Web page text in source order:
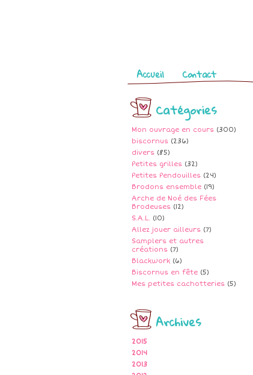
Pages
Accueil Contact
Catégories
Mon ouvrage en cours (300)
biscornus (236)
divers (85)
Petites grilles (32)
Petites Pendouilles (24)
Brodons ensemble (19)
Arche de Noé des Fées
Brodeuses (12)
S.A.L. (10)
Allez jouer ailleurs (7)
Samplers et autres
créations (7)
Blackwork (6)
Biscornus en fête (5)
Mes petites cachotteries (5)
Archives
2015
2014
2013